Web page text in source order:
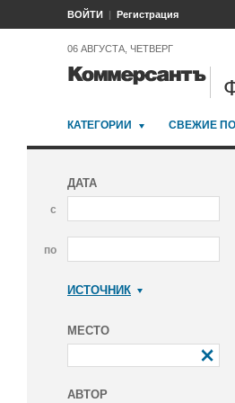
ВОЙТИ Регистрация
06 АВГУСТА, ЧЕТВЕРГ
КАТЕГОРИИ СВЕЖИЕ
ДАТА
с
по
ИСТОЧНИК
МЕСТО
АВТОР